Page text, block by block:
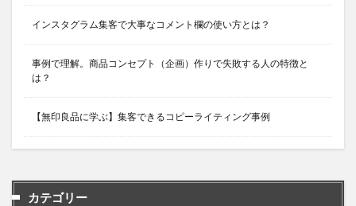
インスタグラム集客で大事なコメント欄の使い方とは？
事例で理解。商品コンセプト（企画）作りで失敗する人の特徴と
は？
【無印良品に学ぶ】集客できるコピーライティング事例
カテゴリー